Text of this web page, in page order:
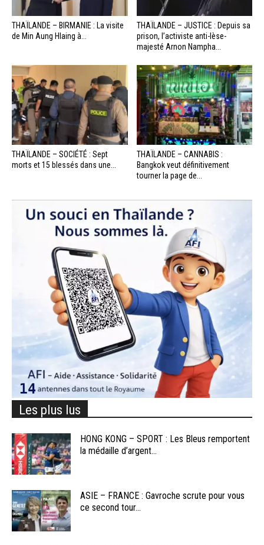
THAÏLANDE – BIRMANIE : La visite
de Min Aung Hlaing à...
THAÏLANDE – JUSTICE : Depuis sa
prison, l’activiste anti-lèse-
majesté Arnon Nampha...
THAÏLANDE – SOCIÉTÉ : Sept
morts et 15 blessés dans une...
THAÏLANDE – CANNABIS :
Bangkok veut définitivement
tourner la page de...
Les plus lus
HONG KONG – SPORT : Les Bleus remportent
la médaille d’argent...
ASIE – FRANCE : Gavroche scrute pour vous
ce second tour...